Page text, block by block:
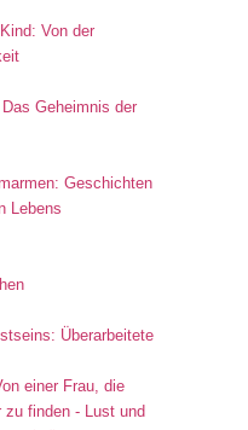
Von der
Geheimnis der
Geschichten
Lebens
Überarbeitete
einer Frau, die
finden - Lust und